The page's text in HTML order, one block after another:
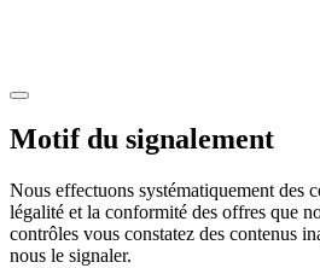
Motif du signalement
Nous effectuons systématiquement des
légalité et la conformité des offres que
contrôles vous constatez des contenus
nous le signaler.